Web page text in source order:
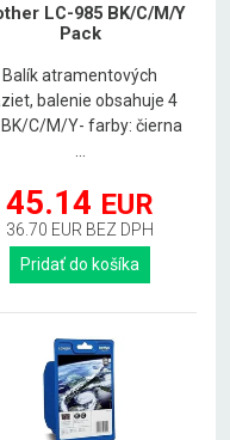
LC-985 BK/C/M/Y
Pack
Balík atramentových
balenie obsahuje 4
BK/C/M/Y- farby: čierna
45.14 EUR
36.70 EUR BEZ DPH
Pridať do košíka